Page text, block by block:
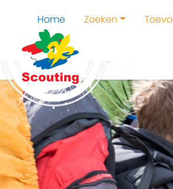
Home Zoeken